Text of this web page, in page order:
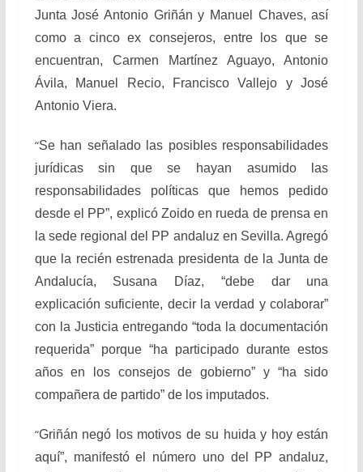
Junta José Antonio Griñán y Manuel Chaves, así
como a cinco ex consejeros, entre los que se
encuentran, Carmen Martínez Aguayo, Antonio
Ávila, Manuel Recio, Francisco Vallejo y José
Antonio Viera.
“Se han señalado las posibles responsabilidades
jurídicas sin que se hayan asumido las
responsabilidades políticas que hemos pedido
desde el PP”, explicó Zoido en rueda de prensa en
la sede regional del PP andaluz en Sevilla. Agregó
que la recién estrenada presidenta de la Junta de
Andalucía, Susana Díaz, “debe dar una
explicación suficiente, decir la verdad y colaborar”
con la Justicia entregando “toda la documentación
requerida” porque “ha participado durante estos
años en los consejos de gobierno” y “ha sido
compañera de partido” de los imputados.
“Griñán negó los motivos de su huida y hoy están
aquí”, manifestó el número uno del PP andaluz,